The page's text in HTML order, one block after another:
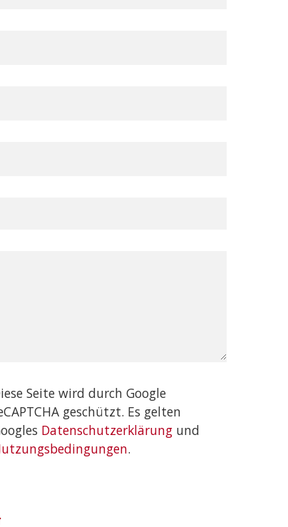
Seite wird durch Google
geschützt. Es gelten
Datenschutzerklärungund
.